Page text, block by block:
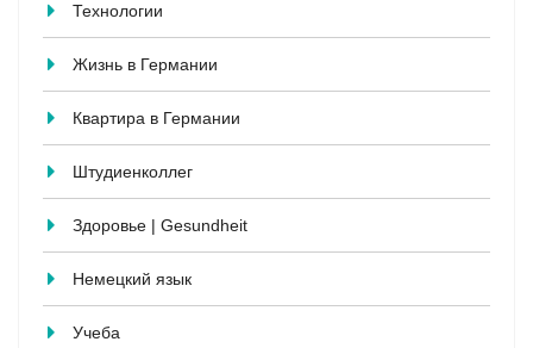
Технологии
Жизнь в Германии
Квартира в Германии
Штудиенколлег
Здоровье | Gesundheit
Немецкий язык
Учеба